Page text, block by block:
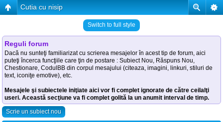
Cutia cu nisip
Switch to full style
Reguli forum
Dacă nu sunteţi familiarizat cu scrierea mesajelor în acest tip de forum, aici
puteţi încerca funcţiile care ţin de postare : Subiect Nou, Răspuns Nou,
Chestionare, CodulBB din corpul mesajului (citeaza, imagini, linkuri, stiluri de
text, iconiţe emotive), etc.
Mesajele şi subiectele iniţiate aici vor fi complet ignorate de către ceilalţi
useri. Această secţiune va fi complet golită la un anumit interval de timp.
Scrie un subiect nou